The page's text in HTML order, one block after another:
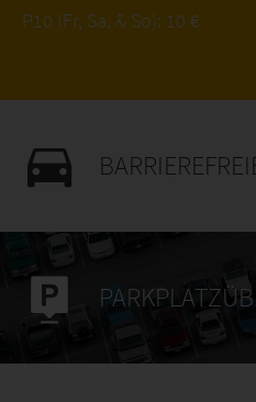
P10 (Fr, Sa, & So): 10 €